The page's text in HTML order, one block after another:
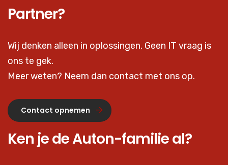
Partner?
Wij denken alleen in oplossingen. Geen IT vraag is
ons te gek.
Meer weten? Neem dan contact met ons op.
Contact opnemen
Ken je de Auton-familie al?